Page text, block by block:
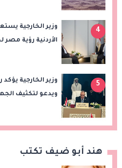
4
وزير الخارجية
الأردنية رؤية
5
وزير الخارجية
ويدعو لتكثيف
هند أبو ضيف تكتب